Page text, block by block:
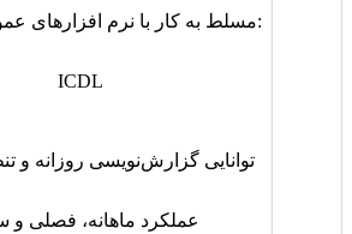
مسلط به کار با نرم افزارهای
ICDL
توانایی گزارش‌نویسی روزانه و
عملکرد ماهانه، فصلی و